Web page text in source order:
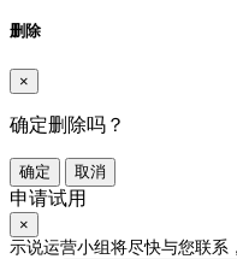
删除
×
确定删除吗？
确定 取消
申请试用
×
示说运营小组将尽快与您联系